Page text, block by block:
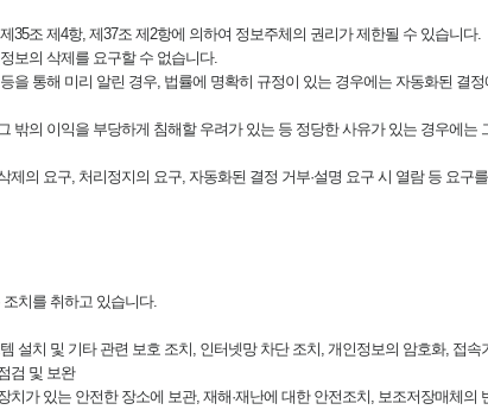
조 제4항, 제37조 제2항에 의하여 정보주체의 권리가 제한될 수 있습니다.
보의 삭제를 요구할 수 없습니다.
통해 미리 알린 경우, 법률에 명확히 규정이 있는 경우에는 자동화된 결정
밖의 이익을 부당하게 침해할 우려가 있는 등 정당한 사유가 있는 경우에는
의 요구, 처리정지의 요구, 자동화된 결정 거부·설명 요구 시 열람 등 요구를
치를 취하고 있습니다.
설치 및 기타 관련 보호 조치, 인터넷망 차단 조치, 개인정보의 암호화, 접속
검 및 보완
가 있는 안전한 장소에 보관, 재해·재난에 대한 안전조치, 보조저장매체의